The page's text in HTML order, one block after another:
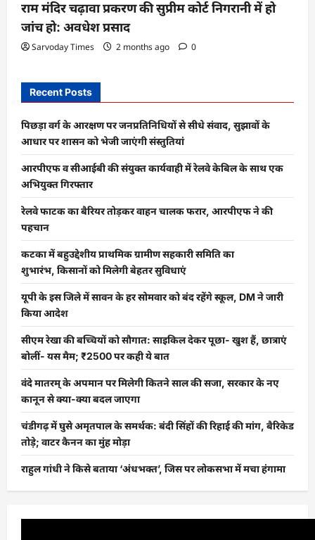
राम मंदिर चढ़ावा प्रकरण की सुप्रीम कोर्ट निगरानी में हो
जांच हो: अवधेश प्रसाद
Sarvoday Times 2 months ago 0
Recent Posts
पिछड़ा वर्ग के आरक्षण पर जनप्रतिनिधियों से सीधे संवाद, सुझावों के
आधार पर शासन को भेजी जाएंगी संस्तुतियां
आरपीएफ व सीआईबी की संयुक्त कार्यवाही में रेलवे केबिल के साथ एक
अभियुक्त गिरफ्तार
रेलवे फाटक का बैरियर तोड़कर वाहन चालक फरार, आरपीएफ ने की
पहचान
कटका में बहुउद्देशीय प्राथमिक ग्रामीण सहकारी समिति का
शुभारंभ, किसानों को मिलेगी बेहतर सुविधाएं
यूपी के इस जिले में सावन के हर सोमवार को बंद रहेंगे स्कूल, DM ने जारी
किया आदेश
सीएम रेखा की बच्चियों को सौगात: साइकिल देकर पूछा- खुश हैं, छात्राएं
बोलीं- यस मैम; ₹2500 पर कही ये बात
वंदे मातरम् के अपमान पर मिलेगी कितने साल की सजा, सरकार के नए
कानून से क्या-क्या बदल जाएगा
चंडीगढ़ में घुसे अमृतपाल के समर्थक: बंदी सिंहों की रिहाई की मांग, बैरिकेड
तोड़े; वाटर कैनन का मुंह मोड़ा
राहुल गांधी ने किसे बताया ‘अंधभक्त’, जिस पर लोकसभा में मचा हंगामा